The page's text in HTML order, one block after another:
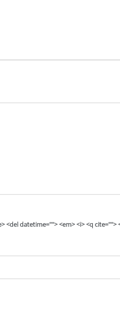
datetime=""> <em> <i> <q cite="">